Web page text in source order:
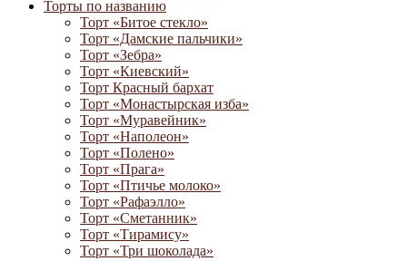
Торты по названию
Торт «Битое стекло»
Торт «Дамские пальчики»
Торт «Зебра»
Торт «Киевский»
Торт Красный бархат
Торт «Монастырская изба»
Торт «Муравейник»
Торт «Наполеон»
Торт «Полено»
Торт «Прага»
Торт «Птичье молоко»
Торт «Рафаэлло»
Торт «Сметанник»
Торт «Тирамису»
Торт «Три шоколада»